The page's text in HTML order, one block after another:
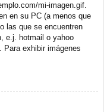
mi-imagen.gif.
en su PC (a menos que
las que se encuentren
e.j. hotmail o yahoo
exhibir imágenes